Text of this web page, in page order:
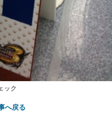
ック
へ戻る